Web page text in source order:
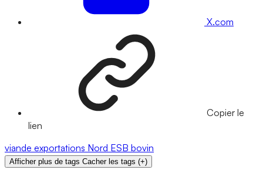
X.com
Copier le
lien
viande exportations Nord ESB bovin
Afficher plus de tags Cacher les tags (+)